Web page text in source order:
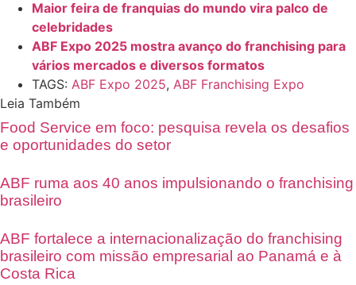
Maior feira de franquias do mundo vira palco de
celebridades
ABF Expo 2025 mostra avanço do franchising para
vários mercados e diversos formatos
TAGS: ABF Expo 2025, ABF Franchising Expo
Leia Também
Food Service em foco: pesquisa revela os desafios
e oportunidades do setor
ABF ruma aos 40 anos impulsionando o franchising
brasileiro
ABF fortalece a internacionalização do franchising
brasileiro com missão empresarial ao Panamá e à
Costa Rica